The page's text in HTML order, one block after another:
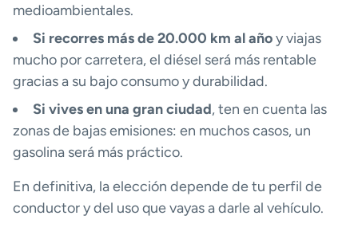
medioambientales.
Si recorres más de 20.000 km al añoy viajas
mucho por carretera, el diésel será más rentable
gracias a su bajo consumo y durabilidad.
Si vives en una gran ciudad, ten en cuenta las
zonas de bajas emisiones: en muchos casos, un
gasolina será más práctico.
En definitiva, la elección depende de tu perfil de
conductor y del uso que vayas a darle al vehículo.